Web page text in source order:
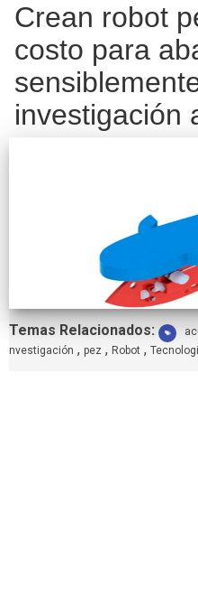
Crean robot
costo para
investigación
Temas Relacionados:
nvestigación , pez , Robot ,